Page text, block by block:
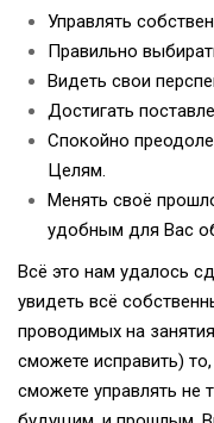
Управлять
Правильно
Видеть свои
Достигать
Спокойно
Целям.
Менять своё
удобным для Вас
Всё это нам удалось
увидеть всё
проводимых на
сможете исправить)
сможете управлять не